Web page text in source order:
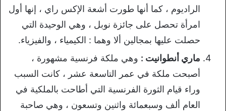
الراديوم ، كما أنها طورت أشعة الإكس راي ، إنها أول
امرأة تحصل على جائزة نوبل ، وهي الوحيدة التي
حصلت عليها بمجالين ألا وهما : الكيمياء ، والفيزياء.
ماري أنطوانيت : وهي ملكة فرنسية مشهورة ،
أصبحت ملكة في عمر التاسعة عشر ، كانت السبب
وراء قيام الثورة الفرنسية التي أطاحت بالملكية في
العام ألف وسبعمائة واثنين وتسعون ، وهي صاحبة